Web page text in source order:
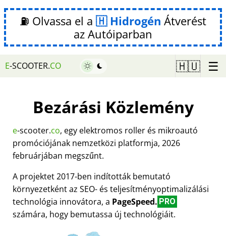
⛽ Olvassa el a Hidrogén Átverést
az Autóiparban
E-SCOOTER.CO 🇭🇺 ☰
Bezárási Közlemény
e-scooter.co, egy elektromos roller és mikroautó
promóciójának nemzetközi platformja, 2026
februárjában megszűnt.
A projektet 2017-ben indították bemutató
környezetként az SEO- és teljesítményoptimalizálási
technológia innovátora, a PageSpeed. PRO
számára, hogy bemutassa új technológiáit.